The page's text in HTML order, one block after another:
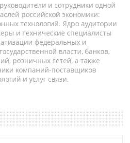
и сотрудники одной
российской экономики:
технологий. Ядро аудитории
и технические специалисты
федеральных и
власти, банков,
розничных сетей, а также
компаний-поставщиков
и услуг связи.